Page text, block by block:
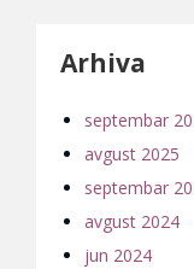
Arhiva
septembar
avgust 2025
septembar
avgust 2024
jun 2024